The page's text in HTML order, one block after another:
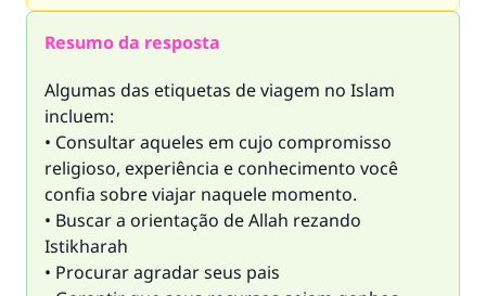
Resumo da resposta
Algumas das etiquetas de viagem no Islam
incluem:
• Consultar aqueles em cujo compromisso
religioso, experiência e conhecimento você
confia sobre viajar naquele momento.
• Buscar a orientação de Allah rezando
Istikharah
• Procurar agradar seus pais